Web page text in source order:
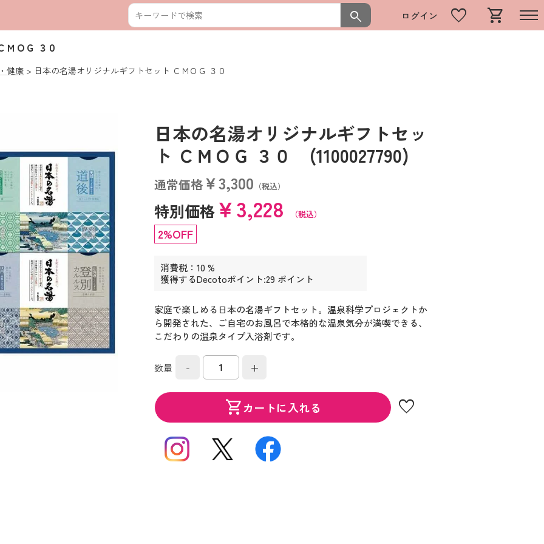
search ログイン favorite shopping_cart
ＭＯＧ ３０
健康 日本の名湯オリジナルギフトセット ＣＭＯＧ ３０
日本の名湯オリジナルギフトセッ
ト ＣＭＯＧ ３０ (1100027790)
通常価格￥3,300 （税込）
特別価格￥3,228 （税込）
2%OFF
消費税：10 %
獲得するDecotoポイント:29 ポイント
家庭で楽しめる日本の名湯ギフトセット。温泉科学プロジェクトか
ら開発された、ご自宅のお風呂で本格的な温泉気分が満喫できる、
こだわりの温泉タイプ入浴剤です。
数量 - +
shopping_cartカートに入れる favorite